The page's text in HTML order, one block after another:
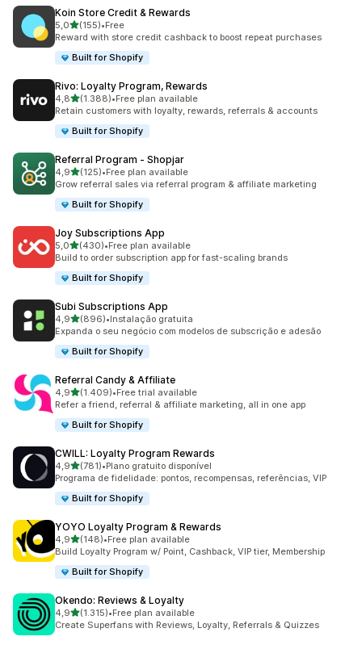
Koin Store Credit & Rewards
5,0de 5 estrelas
(155)
155 total de avaliações
•Free
Reward with store credit cashback to boost repeat purchases
Built for Shopify
Rivo: Loyalty Program, Rewards
4,8de 5 estrelas
(1.388)
1388 total de avaliações
•Free plan available
Retain customers with loyalty, rewards, referrals & accounts
Built for Shopify
Referral Program ‑ Shopjar
4,9de 5 estrelas
(125)
125 total de avaliações
•Free plan available
Grow referral sales via referral program & affiliate marketing
Built for Shopify
Joy Subscriptions App
5,0de 5 estrelas
(430)
430 total de avaliações
•Free plan available
Build to order subscription app for fast-scaling brands
Built for Shopify
Subi Subscriptions App
4,9de 5 estrelas
(896)
896 total de avaliações
•Instalação gratuita
Expanda o seu negócio com modelos de subscrição e adesão
Built for Shopify
Referral Candy & Affiliate
4,9de 5 estrelas
(1.409)
1409 total de avaliações
•Free trial available
Refer a friend, referral & affiliate marketing, all in one app
Built for Shopify
CWILL: Loyalty Program Rewards
4,9de 5 estrelas
(781)
781 total de avaliações
•Plano gratuito disponível
Programa de fidelidade: pontos, recompensas, referências, VIP
Built for Shopify
YOYO Loyalty Program & Rewards
4,9de 5 estrelas
(148)
148 total de avaliações
•Free plan available
Build Loyalty Program w/ Point, Cashback, VIP tier, Membership
Built for Shopify
Okendo: Reviews & Loyalty
4,9de 5 estrelas
(1.315)
1315 total de avaliações
•Free plan available
Create Superfans with Reviews, Loyalty, Referrals & Quizzes